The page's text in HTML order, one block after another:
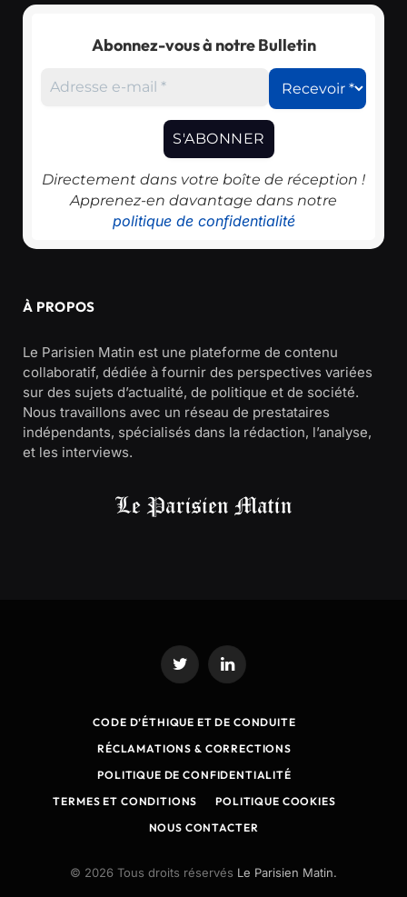
Abonnez-vous à notre Bulletin
Directement dans votre boîte de réception !
Apprenez-en davantage dans notre
politique de confidentialité
À PROPOS
Le Parisien Matin est une plateforme de contenu
collaboratif, dédiée à fournir des perspectives variées
sur des sujets d’actualité, de politique et de société.
Nous travaillons avec un réseau de prestataires
indépendants, spécialisés dans la rédaction, l’analyse,
et les interviews.
Twitter LinkedIn
CODE D’ÉTHIQUE ET DE CONDUITE
RÉCLAMATIONS & CORRECTIONS
POLITIQUE DE CONFIDENTIALITÉ
TERMES ET CONDITIONS
POLITIQUE COOKIES
NOUS CONTACTER
© 2026 Tous droits réservés Le Parisien Matin.